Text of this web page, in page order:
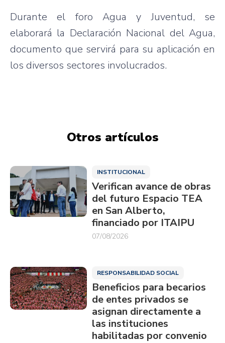
Durante el foro Agua y Juventud, se
elaborará la Declaración Nacional del Agua,
documento que servirá para su aplicación en
los diversos sectores involucrados.
Otros artículos
INSTITUCIONAL
Verifican avance de obras
del futuro Espacio TEA
en San Alberto,
financiado por ITAIPU
07/08/2026
RESPONSABILIDAD SOCIAL
Beneficios para becarios
de entes privados se
asignan directamente a
las instituciones
habilitadas por convenio